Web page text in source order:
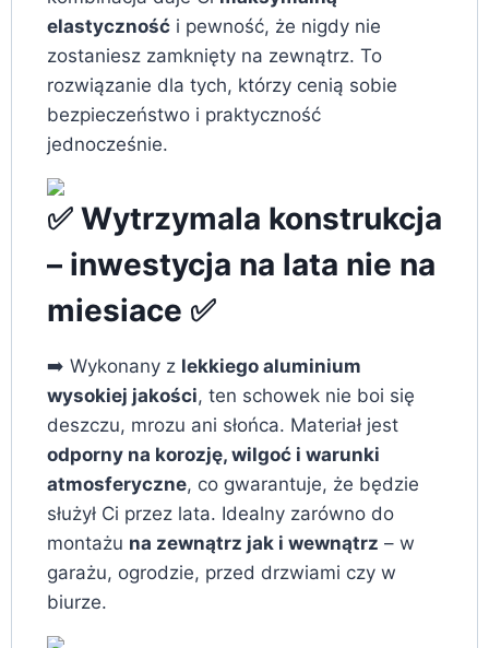
elastyczność i pewność, że nigdy nie
zostaniesz zamknięty na zewnątrz. To
rozwiązanie dla tych, którzy cenią sobie
bezpieczeństwo i praktyczność
jednocześnie.
✅ Wytrzymala konstrukcja
– inwestycja na lata nie na
miesiace ✅
➡️ Wykonany z lekkiego aluminium
wysokiej jakości, ten schowek nie boi się
deszczu, mrozu ani słońca. Materiał jest
odporny na korozję, wilgoć i warunki
atmosferyczne, co gwarantuje, że będzie
służył Ci przez lata. Idealny zarówno do
montażu na zewnątrz jak i wewnątrz – w
garażu, ogrodzie, przed drzwiami czy w
biurze.